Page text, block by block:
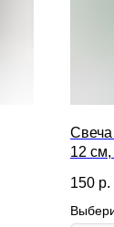
12 см,
150 р.